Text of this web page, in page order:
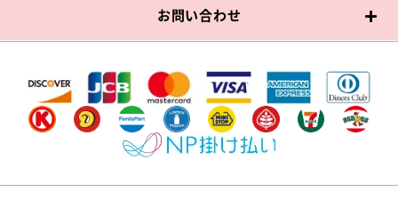
お問い合わせ